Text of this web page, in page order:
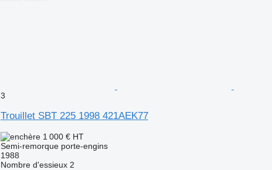
3
Trouillet SBT 225 1998 421AEK77
1 000 € HT
Semi-remorque porte-engins
1988
Nombre d'essieux 2